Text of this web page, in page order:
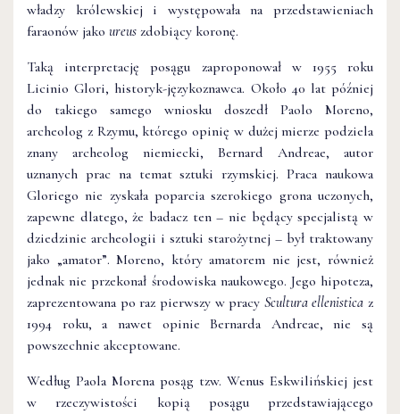
władzy królewskiej i występowała na przedstawieniach
faraonów jako ureus zdobiący koronę.
Taką interpretację posągu zaproponował w 1955 roku
Licinio Glori, historyk-językoznawca. Około 40 lat później
do takiego samego wniosku doszedł Paolo Moreno,
archeolog z Rzymu, którego opinię w dużej mierze podziela
znany archeolog niemiecki, Bernard Andreae, autor
uznanych prac na temat sztuki rzymskiej. Praca naukowa
Gloriego nie zyskała poparcia szerokiego grona uczonych,
zapewne dlatego, że badacz ten – nie będący specjalistą w
dziedzinie archeologii i sztuki starożytnej – był traktowany
jako „amator”. Moreno, który amatorem nie jest, również
jednak nie przekonał środowiska naukowego. Jego hipoteza,
zaprezentowana po raz pierwszy w pracy Scultura ellenistica z
1994 roku, a nawet opinie Bernarda Andreae, nie są
powszechnie akceptowane.
Według Paola Morena posąg tzw. Wenus Eskwilińskiej jest
w rzeczywistości kopią posągu przedstawiającego